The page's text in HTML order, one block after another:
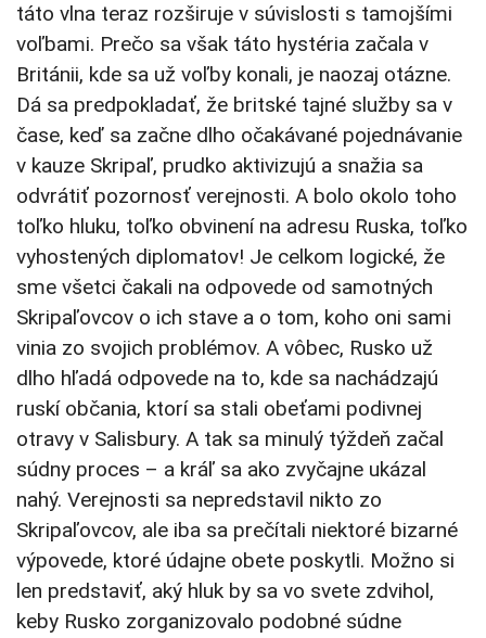
táto vlna teraz rozširuje v súvislosti s tamojšími
voľbami. Prečo sa však táto hystéria začala v
Británii, kde sa už voľby konali, je naozaj otázne.
Dá sa predpokladať, že britské tajné služby sa v
čase, keď sa začne dlho očakávané pojednávanie
v kauze Skripaľ, prudko aktivizujú a snažia sa
odvrátiť pozornosť verejnosti. A bolo okolo toho
toľko hluku, toľko obvinení na adresu Ruska, toľko
vyhostených diplomatov! Je celkom logické, že
sme všetci čakali na odpovede od samotných
Skripaľovcov o ich stave a o tom, koho oni sami
vinia zo svojich problémov. A vôbec, Rusko už
dlho hľadá odpovede na to, kde sa nachádzajú
ruskí občania, ktorí sa stali obeťami podivnej
otravy v Salisbury. A tak sa minulý týždeň začal
súdny proces – a kráľ sa ako zvyčajne ukázal
nahý. Verejnosti sa nepredstavil nikto zo
Skripaľovcov, ale iba sa prečítali niektoré bizarné
výpovede, ktoré údajne obete poskytli. Možno si
len predstaviť, aký hluk by sa vo svete zdvihol,
keby Rusko zorganizovalo podobné súdne